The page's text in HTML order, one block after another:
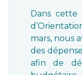
Dans cette
mars, nous
des
afin de